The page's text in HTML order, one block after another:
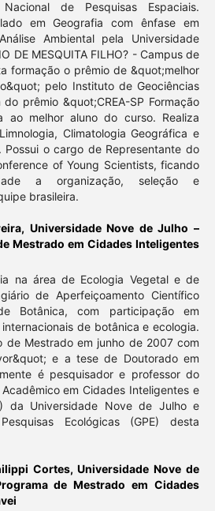
de Pesquisas Espaciais.
em Geografia com ênfase em
Ambiental pela Universidade
DE MESQUITA FILHO? - Campus de
formação o prêmio de &quot;melhor
pelo Instituto de Geociências
prêmio &quot;CREA-SP Formação
ao melhor aluno do curso. Realiza
Climatologia Geográfica e
Possui o cargo de Representante do
of Young Scientists, ficando
a organização, seleção e
brasileira.
Universidade Nove de Julho –
Mestrado em Cidades Inteligentes
na área de Ecologia Vegetal e de
de Aperfeiçoamento Científico
Botânica, com participação em
de botânica e ecologia.
de Mestrado em junho de 2007 com
e a tese de Doutorado em
é pesquisador e professor do
em Cidades Inteligentes e
da Universidade Nove de Julho e
Ecológicas (GPE) desta
Cortes,Universidade Nove de
de Mestrado em Cidades